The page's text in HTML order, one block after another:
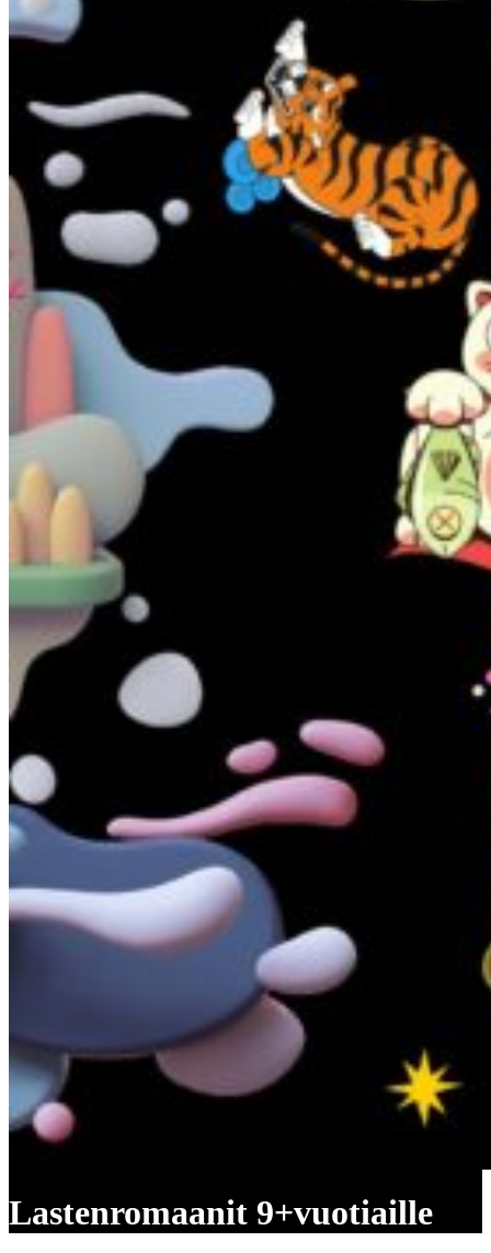
Lastenromaanit 9+vuotiaille